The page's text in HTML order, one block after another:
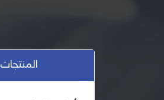
المنتجات